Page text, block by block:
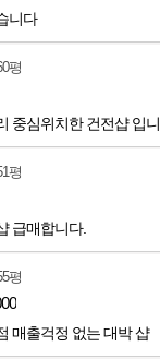
니다
평
중심위치한 건전샵 입
평
급매합니다.
평
매출걱정 없는 대박 샵